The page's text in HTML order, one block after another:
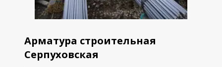
Арматура строительная
Серпуховская